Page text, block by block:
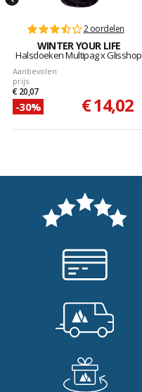
2 oordelen
WINTER YOUR LIFE
Halsdoeken Multipag x Glisshop
Aanbevolen
prijs
€ 20,07
-30% € 14,02